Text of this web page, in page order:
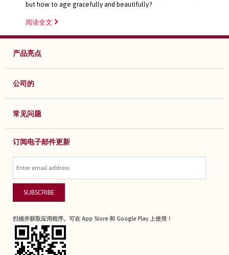
but how to age gracefully and beautifully?
阅读全文
产品亮点
公司的
常见问题
订阅电子邮件更新
SUBSCRIBE
扫描并获取应用程序。可在 App Store 和 Google Play 上使用！